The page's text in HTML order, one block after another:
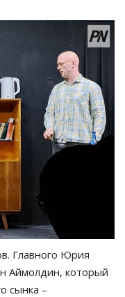
Главного Юрия
Аймолдин, который
сынка –